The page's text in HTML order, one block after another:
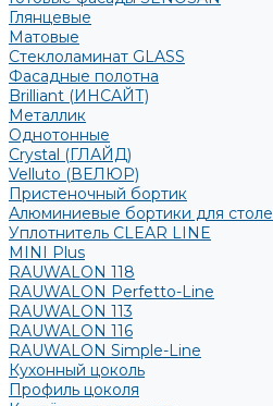
Глянцевые
Матовые
Стеклоламинат GLASS
Фасадные полотна
Brilliant (ИНСАЙТ)
Металлик
Однотонные
Crystal (ГЛАЙД)
Velluto (ВЕЛЮР)
Пристеночный бортик
Алюминиевые бортики для
Уплотнитель CLEAR LINE
MINI Plus
RAUWALON 118
RAUWALON Perfetto-Line
RAUWALON 113
RAUWALON 116
RAUWALON Simple-Line
Кухонный цоколь
Профиль цоколя